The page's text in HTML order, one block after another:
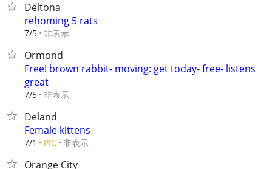
Deltona
rehoming 5 rats
7/5 非表示
Ormond
Free! brown rabbit- moving: get today- free- listens
great
7/5 非表示
Deland
Female kittens
7/1 PIC 非表示
Orange City